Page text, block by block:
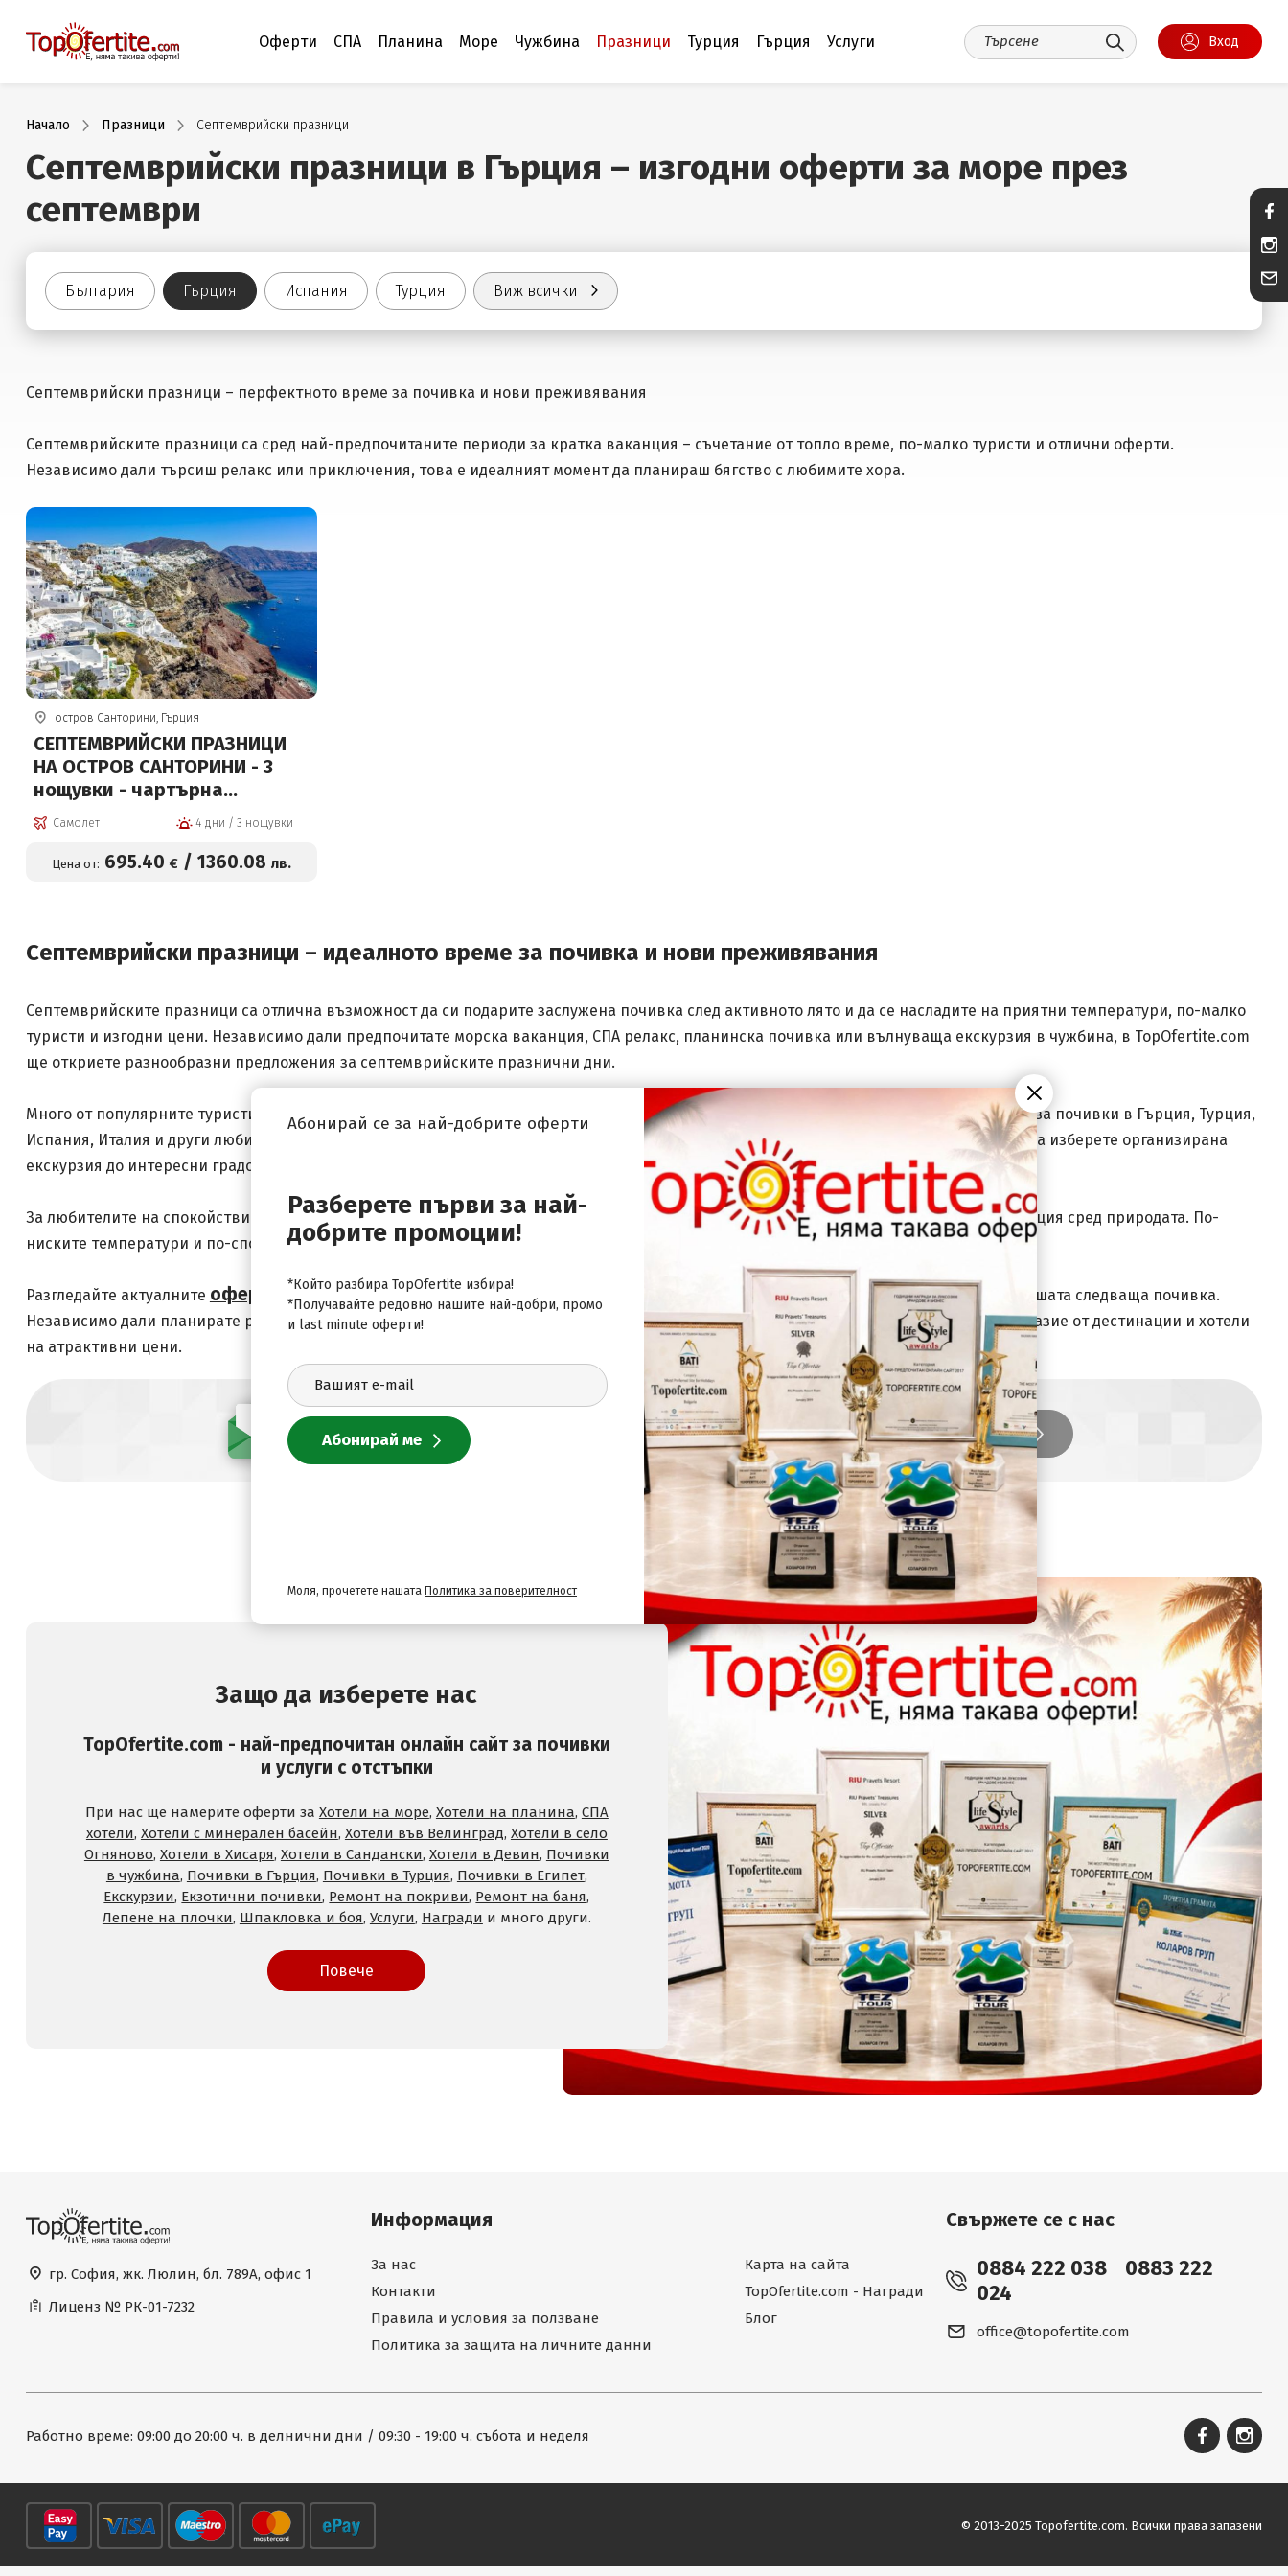
Оферти СПА Планина Море Чужбина Празници Турция Гърция Услуги Вход
Начало Празници Септемврийски празници
Септемврийски празници в Гърция – изгодни оферти за море през
септември
България Гърция Испания Турция Виж всички
Септемврийски празници – перфектното време за почивка и нови преживявания
Септемврийските празници са сред най-предпочитаните периоди за кратка ваканция – съчетание от топло време, по-малко туристи и отлични оферти.
Независимо дали търсиш релакс или приключения, това е идеалният момент да планираш бягство с любимите хора.
остров Санторини, Гърция
СЕПТЕМВРИЙСКИ ПРАЗНИЦИ
НА ОСТРОВ САНТОРИНИ - 3
нощувки - чартърна
програма!
Самолет 4 дни / 3 нощувки
Цена от: 695.40 €/ 1360.08 лв.
Септемврийски празници – идеалното време за почивка и нови преживявания
Септемврийските празници са отлична възможност да си подарите заслужена почивка след активното лято и да се насладите на приятни температури, по-малко
туристи и изгодни цени. Независимо дали предпочитате морска ваканция, СПА релакс, планинска почивка или вълнуваща екскурзия в чужбина, в TopOfertite.com
ще откриете разнообразни предложения за септемврийските празнични дни.
Много от популярните туристически дестинации запазват топлото и слънчево време и през септември. Това прави периода идеален за почивки в Гърция, Турция,
Испания, Италия и други любими европейски страни. Ако предпочитате да съчетаете почивката с опознаване на нови места, можете да изберете организирана
екскурзия до интересни градове, исторически забележителности и природни красоти.
За любителите на спокойствието и релакса септемврийските празници са чудесен повод за СПА бягство в България или кратка ваканция сред природата. По-
ниските температури и по-спокойната атмосфера създават идеални условия за пълноценен отдих и зареждане с нова енергия.
Разгледайте актуалните оферти за Септемврийски празници
в TopOfertite.com и изберете най-подходящото предложение за вашата следваща почивка.
Независимо дали планирате романтично пътуване, семейна ваканция или кратко бягство от ежедневието, тук ще откриете разнообразие от дестинации и хотели
на атрактивни цени.
Абонирай се за най-добрите оферти
Защо да изберете нас
TopOfertite.com - най-предпочитан онлайн сайт за почивки
и услуги с отстъпки
При нас ще намерите оферти за Хотели на море, Хотели на планина, СПА
хотели, Хотели с минерален басейн, Хотели във Велинград, Хотели в село
Огняново, Хотели в Хисаря, Хотели в Сандански, Хотели в Девин, Почивки
в чужбина, Почивки в Гърция, Почивки в Турция, Почивки в Египет,
Екскурзии, Екзотични почивки, Ремонт на покриви, Ремонт на баня,
Лепене на плочки, Шпакловка и боя, Услуги, Награди и много други.
Повече
гр. София, жк. Люлин, бл. 789А, офис 1
Лиценз № РК-01-7232
Информация
За нас
Контакти
Правила и условия за ползване
Политика за защита на личните данни
Карта на сайта
TopOfertite.com - Награди
Блог
Свържете се с нас
0884 222 038
0883 222
024
office@topofertite.com
Работно време: 09:00 до 20:00 ч. в делнични дни / 09:30 - 19:00 ч. събота и неделя
© 2013-2025 Topofertite.com. Всички права запазени
Абонирай се за най-добрите оферти
Разберете първи за най-
добрите промоции!
*Който разбира TopOfertite избира!
*Получавайте редовно нашите най-добри, промо
и last minute оферти!
Моля, прочетете нашата Политика за поверителност